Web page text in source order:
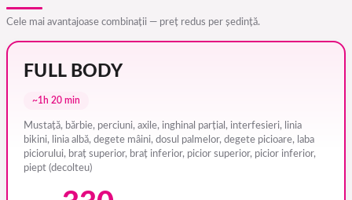
Cele mai avantajoase combinații — preț redus per ședință.
FULL BODY
~1h 20 min
Mustață, bărbie, perciuni, axile, inghinal parțial, interfesieri, linia
bikini, linia albă, degete mâini, dosul palmelor, degete picioare, laba
piciorului, braț superior, braț inferior, picior superior, picior inferior,
piept (decolteu)